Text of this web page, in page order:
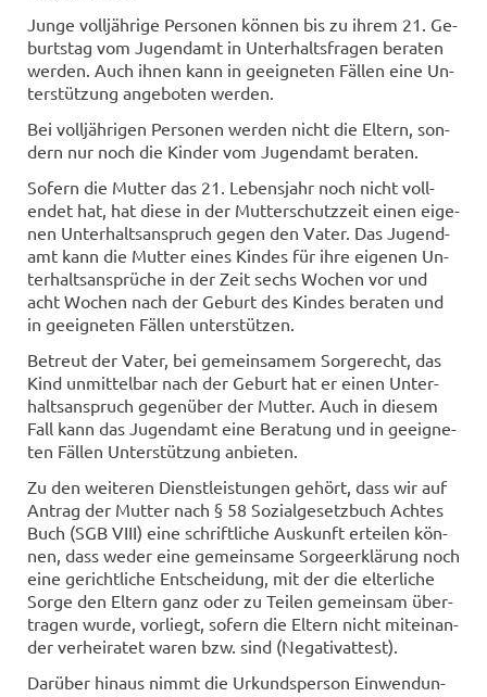
Junge voll­jäh­ri­ge Per­so­nen kön­nen bis zu ihrem 21. Ge­
burts­tag vom Ju­gend­amt in Un­ter­halts­fra­gen be­ra­ten
wer­den. Auch ihnen kann in ge­eig­ne­ten Fäl­len eine Un­
ter­stüt­zung an­ge­bo­ten wer­den.
Bei voll­jäh­ri­gen Per­so­nen wer­den nicht die El­tern, son­
dern nur noch die Kin­der vom Ju­gend­amt be­ra­ten.
So­fern die Mut­ter das 21. Le­bens­jahr noch nicht voll­
endet hat, hat diese in der Mut­ter­schutz­zeit einen ei­ge­
nen Un­ter­halts­an­spruch gegen den Vater. Das Ju­gend­
amt kann die Mut­ter eines Kin­des für ihre ei­ge­nen Un­
ter­halts­an­sprü­che in der Zeit sechs Wo­chen vor und
acht Wo­chen nach der Ge­burt des Kin­des be­ra­ten und
in ge­eig­ne­ten Fäl­len un­ter­stüt­zen.
Be­treut der Vater, bei ge­mein­sa­mem Sor­ge­recht, das
Kind un­mit­tel­bar nach der Ge­burt hat er einen Un­ter­
halts­an­spruch ge­gen­über der Mut­ter. Auch in die­sem
Fall kann das Ju­gend­amt eine Be­ra­tung und in ge­eig­ne­
ten Fäl­len Un­ter­stüt­zung an­bie­ten.
Zu den wei­te­ren Dienst­leis­tun­gen ge­hört, dass wir auf
An­trag der Mut­ter nach § 58 So­zi­al­ge­setz­buch Ach­tes
Buch (SGB VIII) eine schrift­li­che Aus­kunft er­tei­len kön­
nen, dass weder eine ge­mein­sa­me Sor­ge­er­klä­rung noch
eine ge­richt­li­che Ent­schei­dung, mit der die el­ter­li­che
Sorge den El­tern ganz oder zu Tei­len ge­mein­sam über­
tra­gen wurde, vor­liegt, so­fern die El­tern nicht mit­ein­an­
der ver­hei­ra­tet waren bzw. sind (Ne­ga­tivat­test).
Dar­über hin­aus nimmt die Ur­kunds­per­son Ein­wen­dun­